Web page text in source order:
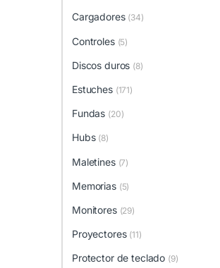
Cargadores (34)
Controles (5)
Discos duros (8)
Estuches (171)
Fundas (20)
Hubs (8)
Maletines (7)
Memorias (5)
Monitores (29)
Proyectores (11)
Protector de teclado (9)